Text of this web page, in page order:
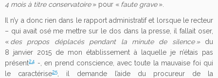
4 mois à titre conservatoire» pour « faute grave».
Il n’y a donc rien dans le rapport administratif et lorsque le recteur
– qui avait osé me mettre sur le dos dans la presse, il fallait oser,
« des propos déplacés pendant la minute de silence »du
8 janvier 2015 de mon établissement à laquelle je n’étais pas
présent24
-, en prend conscience, avec toute la mauvaise foi qui
le caractérise25
, il demande l’aide du procureur de la